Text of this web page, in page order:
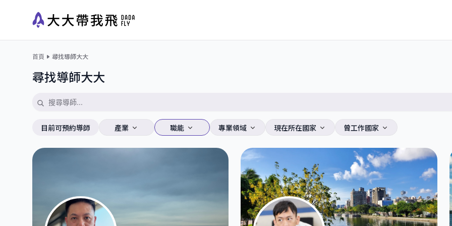
首頁 尋找導師大大
尋找導師大大
目前可預約導師 產業 職能 專業領域 現在所在國家 曾工作國家